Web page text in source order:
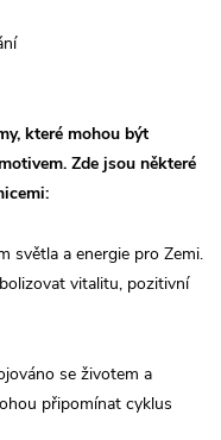
které mohou být
Zde jsou některé
světla a energie pro Zemi.
vitalitu, pozitivní
se životem a
připomínat cyklus